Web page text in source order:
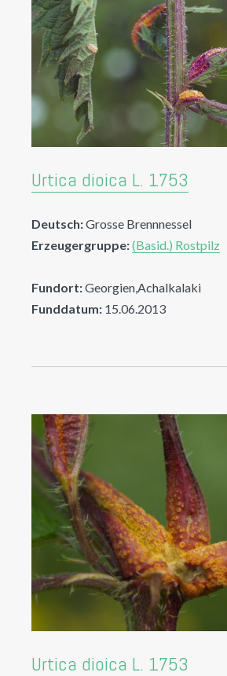
Urtica dioica L. 1753
Deutsch:Grosse Brennnessel
Erzeugergruppe:(Basid.) Rostpilz
Fundort:Georgien,Achalkalaki
Funddatum: 15.06.2013
Urtica dioica L. 1753